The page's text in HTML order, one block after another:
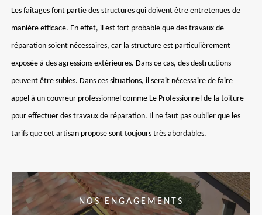
Les faîtages font partie des structures qui doivent être entretenues de
manière efficace. En effet, il est fort probable que des travaux de
réparation soient nécessaires, car la structure est particulièrement
exposée à des agressions extérieures. Dans ce cas, des destructions
peuvent être subies. Dans ces situations, il serait nécessaire de faire
appel à un couvreur professionnel comme Le Professionnel de la toiture
pour effectuer des travaux de réparation. Il ne faut pas oublier que les
tarifs que cet artisan propose sont toujours très abordables.
NOS ENGAGEMENTS